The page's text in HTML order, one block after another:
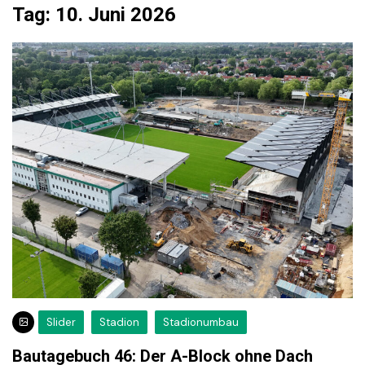
Tag: 10. Juni 2026
Slider Stadion Stadionumbau
Bautagebuch 46: Der A-Block ohne Dach